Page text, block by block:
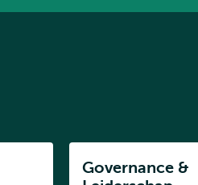
Subnavigatie
Governance &